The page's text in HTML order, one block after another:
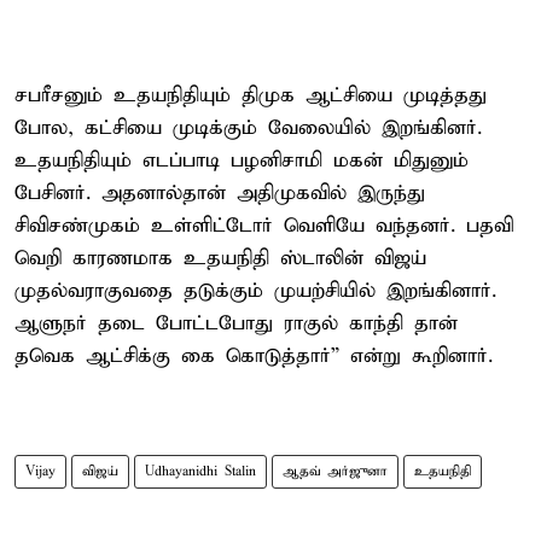
சபரீசனும் உதயநிதியும் திமுக ஆட்சியை முடித்தது
போல, கட்சியை முடிக்கும் வேலையில் இறங்கினர்.
உதயநிதியும் எடப்பாடி பழனிசாமி மகன் மிதுனும்
பேசினர். அதனால்தான் அதிமுகவில் இருந்து
சிவிசண்முகம் உள்ளிட்டோர் வெளியே வந்தனர். பதவி
வெறி காரணமாக உதயநிதி ஸ்டாலின் விஜய்
முதல்வராகுவதை தடுக்கும் முயற்சியில் இறங்கினார்.
ஆளுநர் தடை போட்டபோது ராகுல் காந்தி தான்
தவெக ஆட்சிக்கு கை கொடுத்தார்” என்று கூறினார்.
Vijay விஜய் Udhayanidhi Stalin ஆதவ் அர்ஜுனா உதயநிதி